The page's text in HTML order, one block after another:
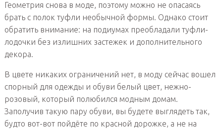
Геометрия снова в моде, поэтому можно не опасаясь
брать с полок туфли необычной формы. Однако стоит
обратить внимание: на подиумах преобладали туфли-
лодочки без излишних застежек и дополнительного
декора.
В цвете никаких ограничений нет, в моду сейчас вошел
спорный для одежды и обуви белый цвет, нежно-
розовый, который полюбился модным домам.
Заполучив такую пару обуви, вы будете выглядеть так,
будто вот-вот пойдёте по красной дорожке, а не на